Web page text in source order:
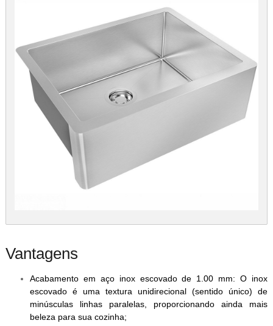
Vantagens
Acabamento em aço inox escovado de 1.00 mm: O inox
escovado é uma textura unidirecional (sentido único) de
minúsculas linhas paralelas, proporcionando ainda mais
beleza para sua cozinha;